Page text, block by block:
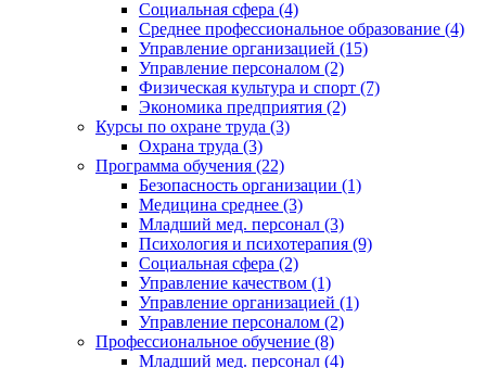
Социальная сфера (4)
Среднее профессиональное образование (4)
Управление организацией (15)
Управление персоналом (2)
Физическая культура и спорт (7)
Экономика предприятия (2)
Курсы по охране труда (3)
Охрана труда (3)
Программа обучения (22)
Безопасность организации (1)
Медицина среднее (3)
Младший мед. персонал (3)
Психология и психотерапия (9)
Социальная сфера (2)
Управление качеством (1)
Управление организацией (1)
Управление персоналом (2)
Профессиональное обучение (8)
Младший мед. персонал (4)